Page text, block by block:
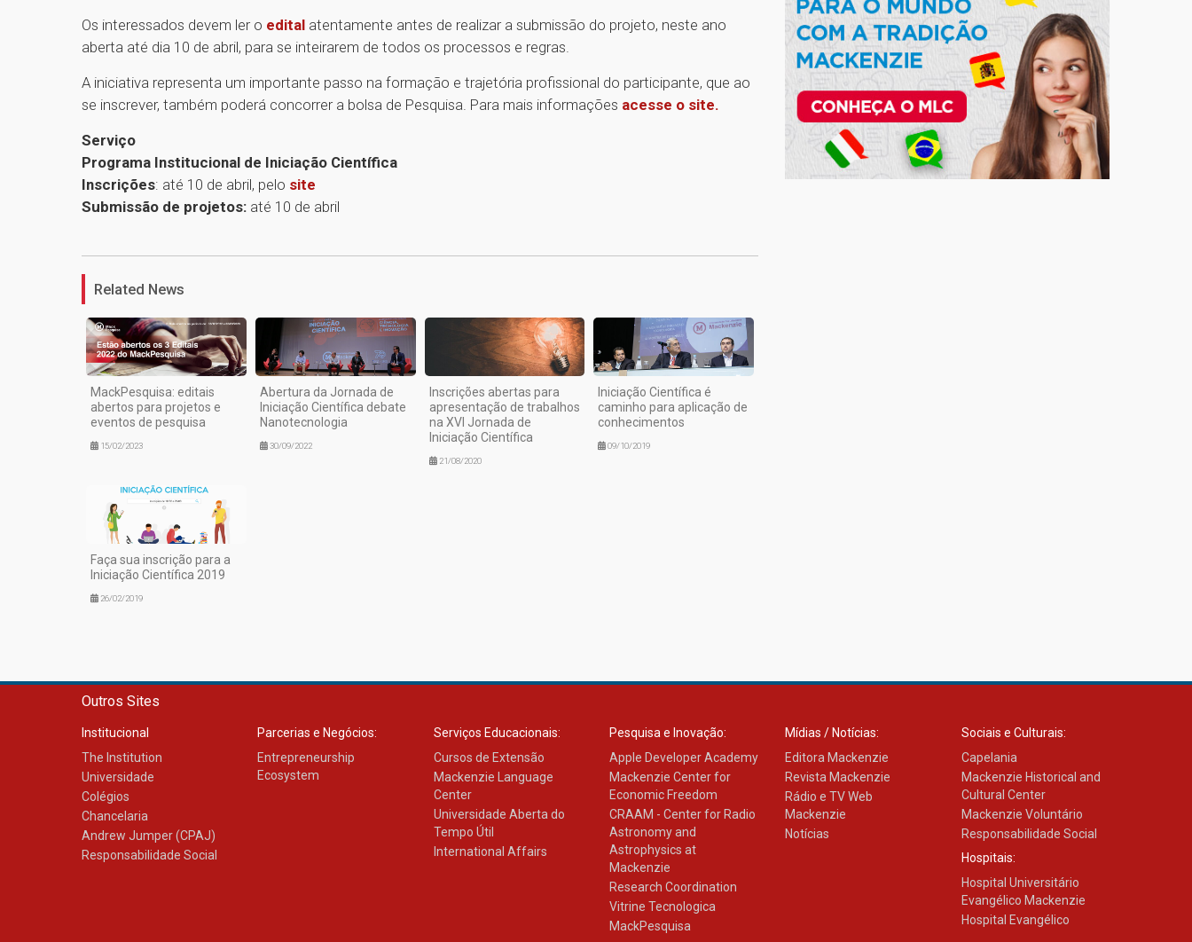
Os interessados devem ler o edital atentamente antes de realizar a submissão do projeto, neste ano
aberta até dia 10 de abril, para se inteirarem de todos os processos e regras.
A iniciativa representa um importante passo na formação e trajetória profissional do participante, que ao
se inscrever, também poderá concorrer a bolsa de Pesquisa. Para mais informações acesse o site.
Serviço
Programa Institucional de Iniciação Científica
Inscrições: até 10 de abril, pelo site
Submissão de projetos: até 10 de abril
Related News
MackPesquisa: editais
abertos para projetos e
eventos de pesquisa
15/02/2023
Abertura da Jornada de
Iniciação Científica debate
Nanotecnologia
30/09/2022
Inscrições abertas para
apresentação de trabalhos
na XVI Jornada de
Iniciação Científica
21/08/2020
Iniciação Científica é
caminho para aplicação de
conhecimentos
09/10/2019
Faça sua inscrição para a
Iniciação Científica 2019
26/02/2019
Outros Sites
Institucional
The Institution
Universidade
Colégios
Chancelaria
Andrew Jumper (CPAJ)
Responsabilidade Social
Parcerias e Negócios:
Entrepreneurship
Ecosystem
Serviços Educacionais:
Cursos de Extensão
Mackenzie Language
Center
Universidade Aberta do
Tempo Útil
International Affairs
Pesquisa e Inovação:
Apple Developer Academy
Mackenzie Center for
Economic Freedom
CRAAM - Center for Radio
Astronomy and
Astrophysics at
Mackenzie
Research Coordination
Vitrine Tecnologica
MackPesquisa
Mídias / Notícias:
Editora Mackenzie
Revista Mackenzie
Rádio e TV Web
Mackenzie
Notícias
Sociais e Culturais:
Capelania
Mackenzie Historical and
Cultural Center
Mackenzie Voluntário
Responsabilidade Social
Hospitais:
Hospital Universitário
Evangélico Mackenzie
Hospital Evangélico